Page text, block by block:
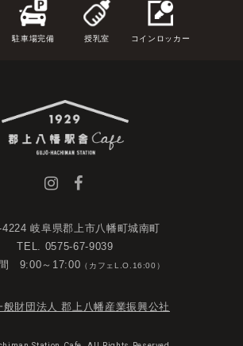
駐車場完備 授乳室 コインロッカー
4224 岐阜県郡上市八幡町城南町
TEL. 0575-67-9039
9:00～17:00 （カフェL.O.16:00）
般財団法人 郡上八幡産業振興公社